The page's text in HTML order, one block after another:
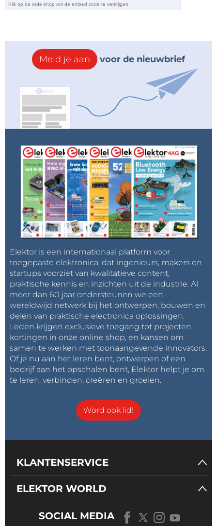
Meld je aan voor de nieuwbrief
Elektor is een internationaal platform voor
toegepaste elektronica, dat ingenieurs, makers en
startups voorziet van kwalitatieve content,
praktische kennis en inzichten uit de industrie. Al
meer dan 60 jaar ondersteunen we een
wereldwijd netwerk bij het ontwerpen, bouwen en
delen van praktische electronica oplossingen.
Leden krijgen exclusieve toegang tot projecten,
kortingen in onze online shop, en kansen om
samen te werken met toonaangevende innovators.
Of je nu aan het leren bent, ontwerpen of een
bedrijf aan het opschalen bent, Elektor helpt je om
te leren, verbinden, creëren en groeien.
Word ook lid!
KLANTENSERVICE
ELEKTOR WORLD
SOCIAL MEDIA